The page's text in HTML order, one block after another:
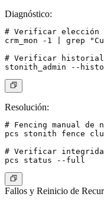
Diagnóstico:
# Verificar elección
crm_mon -1 | grep
# Verificar historial
Resolución:
# Fencing manual de
pcs stonith fence
# Verificar
Fallos y Reinicio de